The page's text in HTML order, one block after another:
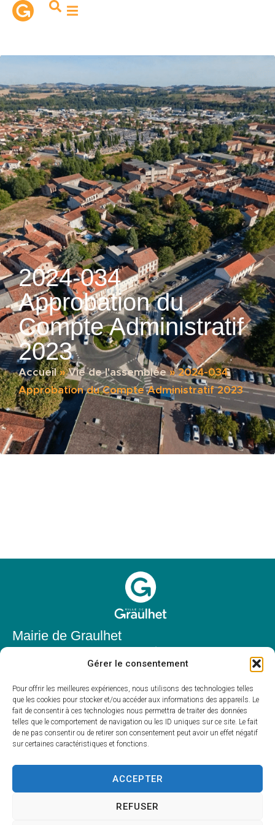
Gérer le consentement
Pour offrir les meilleures expériences, nous utilisons des technologies telles
que les cookies pour stocker et/ou accéder aux informations des appareils. Le
fait de consentir à ces technologies nous permettra de traiter des données
telles que le comportement de navigation ou les ID uniques sur ce site. Le fait
de ne pas consentir ou de retirer son consentement peut avoir un effet négatif
sur certaines caractéristiques et fonctions.
ACCEPTER
REFUSER
principal
2024-034
Approbation du
Compte Administratif
2023
Accueil»Vie de l'assemblée»2024-034
Approbation du Compte Administratif 2023
Mairie de Graulhet
81300 Graulhet
05 63 42 85 50
mairie@mairie-graulhet.fr
Horaires d'ouverture
Du lundi au vendredi :